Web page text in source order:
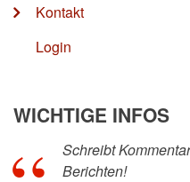
Kontakt
Login
WICHTIGE INFOS
Schreibt
Berichten!